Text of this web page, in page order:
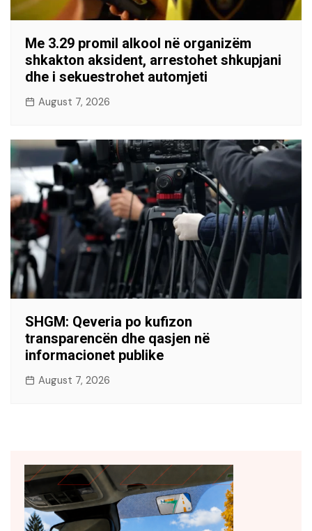
Me 3.29 promil alkool në organizëm
shkakton aksident, arrestohet shkupjani
dhe i sekuestrohet automjeti
August 7, 2026
SHGM: Qeveria po kufizon
transparencën dhe qasjen në
informacionet publike
August 7, 2026